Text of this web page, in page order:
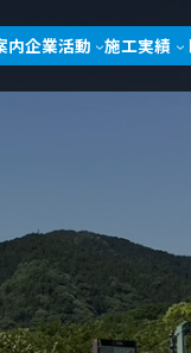
内企業活動 施工実績